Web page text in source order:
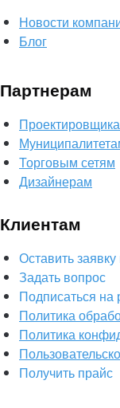
Новости
Блог
Партнерам
Торговым сетям
Дизайнерам
Клиентам
Оставить
Задать вопрос
Подписаться на
Политика
Политика
Получить прайс